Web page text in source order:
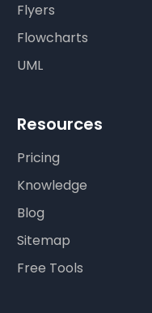
Flyers
Flowcharts
UML
Resources
Pricing
Knowledge
Blog
Sitemap
Free Tools